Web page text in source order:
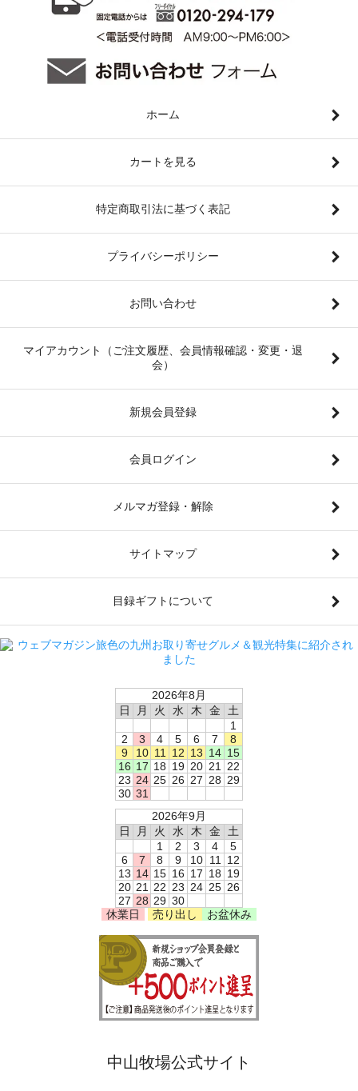
ホーム
カートを見る
特定商取引法に基づく表記
プライバシーポリシー
お問い合わせ
マイアカウント（ご注文履歴、会員情報確認・変更・退
会）
新規会員登録
会員ログイン
メルマガ登録・解除
サイトマップ
目録ギフトについて
2026年8月
日
月 火 水 木 金
土
1
2
3 4 5 6 7
8
9
10 11 12 13 14 15
16 17 18 19 20 21
22
23 24 25 26 27 28 29
30 31
2026年9月
日
月 火 水 木 金
土
1
2 3 4
5
6
7 8 9 10 11
12
13 14 15 16 17 18 19
20 21 22 23 24 25 26
27 28 29 30
休業日
売り出し お盆休み
中山牧場公式サイト